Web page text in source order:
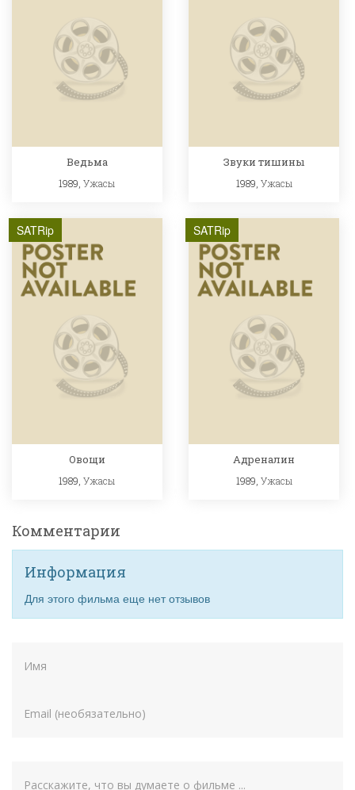
Ведьма
1989,Ужасы
Звуки тишины
1989, Ужасы
SATRip
Овощи
1989,Ужасы
SATRip
Адреналин
1989, Ужасы
Комментарии
Информация
Для этого фильма еще нет отзывов